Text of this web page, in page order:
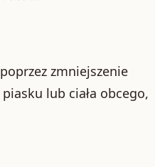
zmniejszenie
lub ciała obcego,